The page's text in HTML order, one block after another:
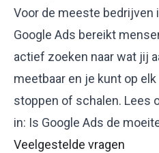
Voor de meeste bedrijven
Google Ads bereikt
actief zoeken naar wat jij
meetbaar en je kunt op
stoppen of schalen. Lees
in: Is Google Ads de
Veelgestelde vragen